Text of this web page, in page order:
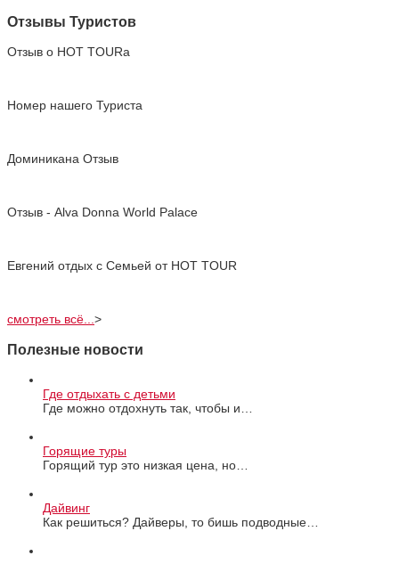
Отзывы Туристов
Отзыв о HOT TOURа
Номер нашего Туриста
Доминикана Отзыв
Отзыв - Alva Donna World Palace
Евгений отдых с Cемьей от HOT TOUR
смотреть всё... >
Полезные новости
Где отдыхать с детьми
Где можно отдохнуть так, чтобы и…
Горящие туры
Горящий тур это низкая цена, но…
Дайвинг
Как решиться? Дайверы, то бишь подводные…